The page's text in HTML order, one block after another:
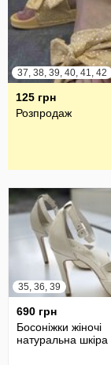
37, 38, 39, 40, 41, 42
125 грн
Розпродаж
35, 36, 39
690 грн
Босоніжки жіночі
натуральна